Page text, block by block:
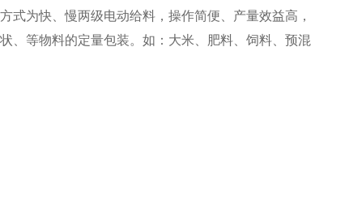
式为快、慢两级电动给料，操作简便、产量效益高，
、等物料的定量包装。如：大米、肥料、饲料、预混